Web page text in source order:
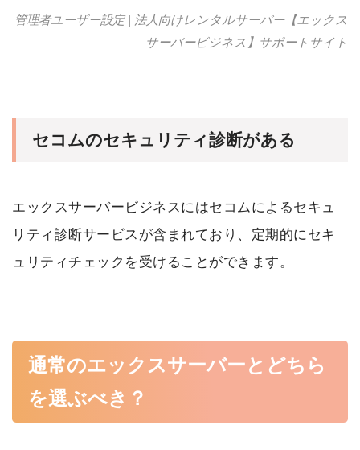
管理者ユーザー設定 | 法人向けレンタルサーバー【エックス
サーバービジネス】サポートサイト
セコムのセキュリティ診断がある
エックスサーバービジネスにはセコムによるセキュ
リティ診断サービスが含まれており、定期的にセキ
ュリティチェックを受けることができます。
通常のエックスサーバーとどちら
を選ぶべき？